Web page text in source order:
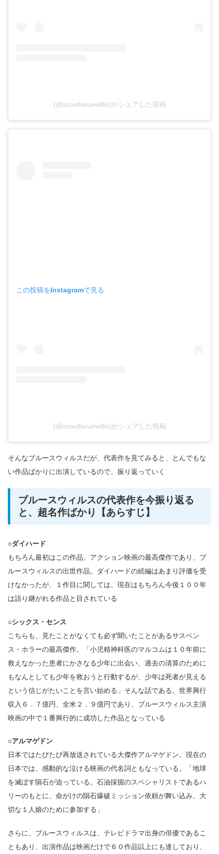
(@scoutlaruewillis)がシェアした投稿
この投稿をInstagramで見る
(@scoutlaruewillis)がシェアした投稿
そんなブルースウィルスだが、代表作を見てみると、とんでもな
い作品ばかりに出演しているので、振り返っていく
ブルースウィルスの代表作を今振り返る
と、超名作ばかり【あらすじ】
○ダイハード
もちろん最初はこの作品。アクション映画の最高傑作であり、ブ
ルースウィルスの出世作品。ダイハードの続編はあまり評価を受
けなかったが、１作目に関しては、現在はもちろん今後１００年
は語り継がれる作品と目されている
○シックス・センス
こちらも、見たことがなくても必ず聞いたことがあるサスペン
ス・ホラーの最高傑作。「小児精神科医のマルコムは１０年前に
救えなかった患者にかさなる少年に出会い、過去の清算のために
もなんとしても少年を救おうと行動するが、少年は死者が見える
という信じがたいことを言い始める」そんな話である。世界興行
収入６．７億円、全米２．９億円であり、ブルースウィルス主演
映画の中で１番興行的に成功した作品となっている
○アルマゲドン
日本ではたびたび再放送されている大傑作アルマゲドン。現在の
日本では、感動的な泣ける映画の代名詞ともなっている。「地球
を滅ぼす隕石が迫っている。石油採掘のスペシャリストであるハ
リーのもとに、命がけの隕石爆破ミッション依頼が舞い込み、大
切な１人娘のために参加する」
さらに、ブルースウィルスは、テレビドラマ出身の俳優であるこ
ともあり、出演作品は映画だけで６０作品以上にも達しており、